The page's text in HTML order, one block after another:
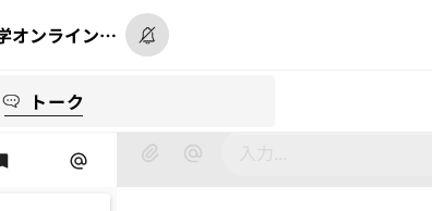
セールス大学オンラインサロン
トーク
📕｜サロン推薦図書